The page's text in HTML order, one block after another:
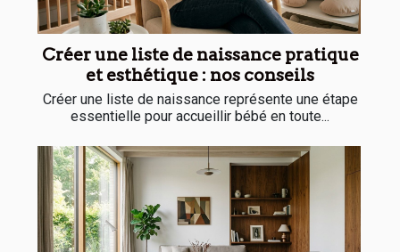
Créer une liste de naissance pratique
et esthétique : nos conseils
Créer une liste de naissance représente une étape
essentielle pour accueillir bébé en toute...